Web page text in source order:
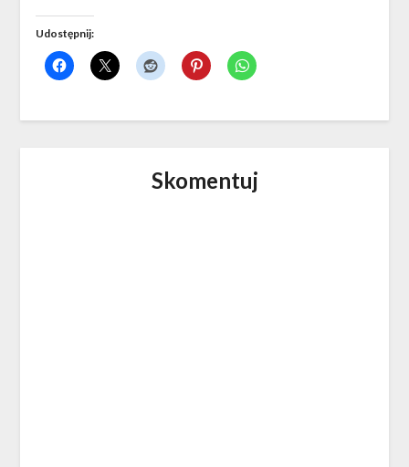
Udostępnij:
Skomentuj